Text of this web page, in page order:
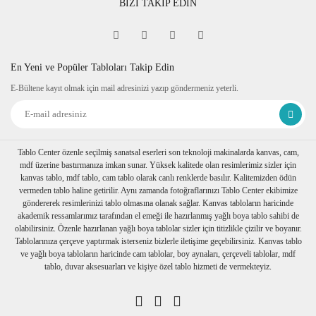
Sipariş verdiğiniz kanvas tablo baskıya girmeden önce
itibaren resmin devamı verilir.
ettiğinden daha dekoratif durur. Askı aparatı monte edilmiş bir
takılarak baloncuklu ambalaja sarılıp, kartonlanır. Nakliye
sırasında hasar görmesi engellenir.
Birden fazla tablo alımı yapılırsa her biri ayrı ayrı
paketlenerek müşterilerimize ulaştırılır.
BİZİ TAKİP EDİN
En Yeni ve Popüler Tabloları Takip Edin
E-Bültene kayıt olmak için mail adresinizi yazıp göndermeniz yeterli.
Tablo Center özenle seçilmiş sanatsal eserleri son teknoloji makinalarda kanvas, cam,
mdf üzerine bastırmanıza imkan sunar. Yüksek kalitede olan resimlerimiz sizler için
kanvas tablo, mdf tablo, cam tablo olarak canlı renklerde basılır. Kalitemizden ödün
vermeden tablo haline getirilir. Aynı zamanda fotoğraflarınızı Tablo Center ekibimize
göndererek resimlerinizi tablo olmasına olanak sağlar. Kanvas tabloların haricinde
akademik ressamlarımız tarafından el emeği ile hazırlanmış yağlı boya tablo sahibi de
olabilirsiniz. Özenle hazırlanan yağlı boya tablolar sizler için titizlikle çizilir ve boyanır.
Tablolarınıza çerçeve yaptırmak isterseniz bizlerle iletişime geçebilirsiniz. Kanvas tablo
ve yağlı boya tabloların haricinde cam tablolar, boy aynaları, çerçeveli tablolar, mdf
tablo, duvar aksesuarları ve kişiye özel tablo hizmeti de vermekteyiz.